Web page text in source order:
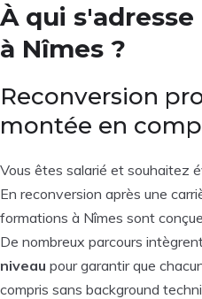
À qui
à Nîmes ?
Reconversion
montée en
Vous êtes salarié et souhaitez
En reconversion après une
formations à Nîmes sont
De nombreux parcours
niveau pour garantir que
compris sans background